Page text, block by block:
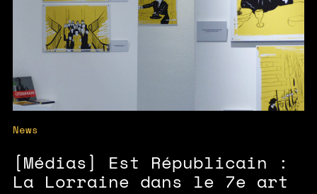
News
[Médias] Est Républicain :
La Lorraine dans le 7e art